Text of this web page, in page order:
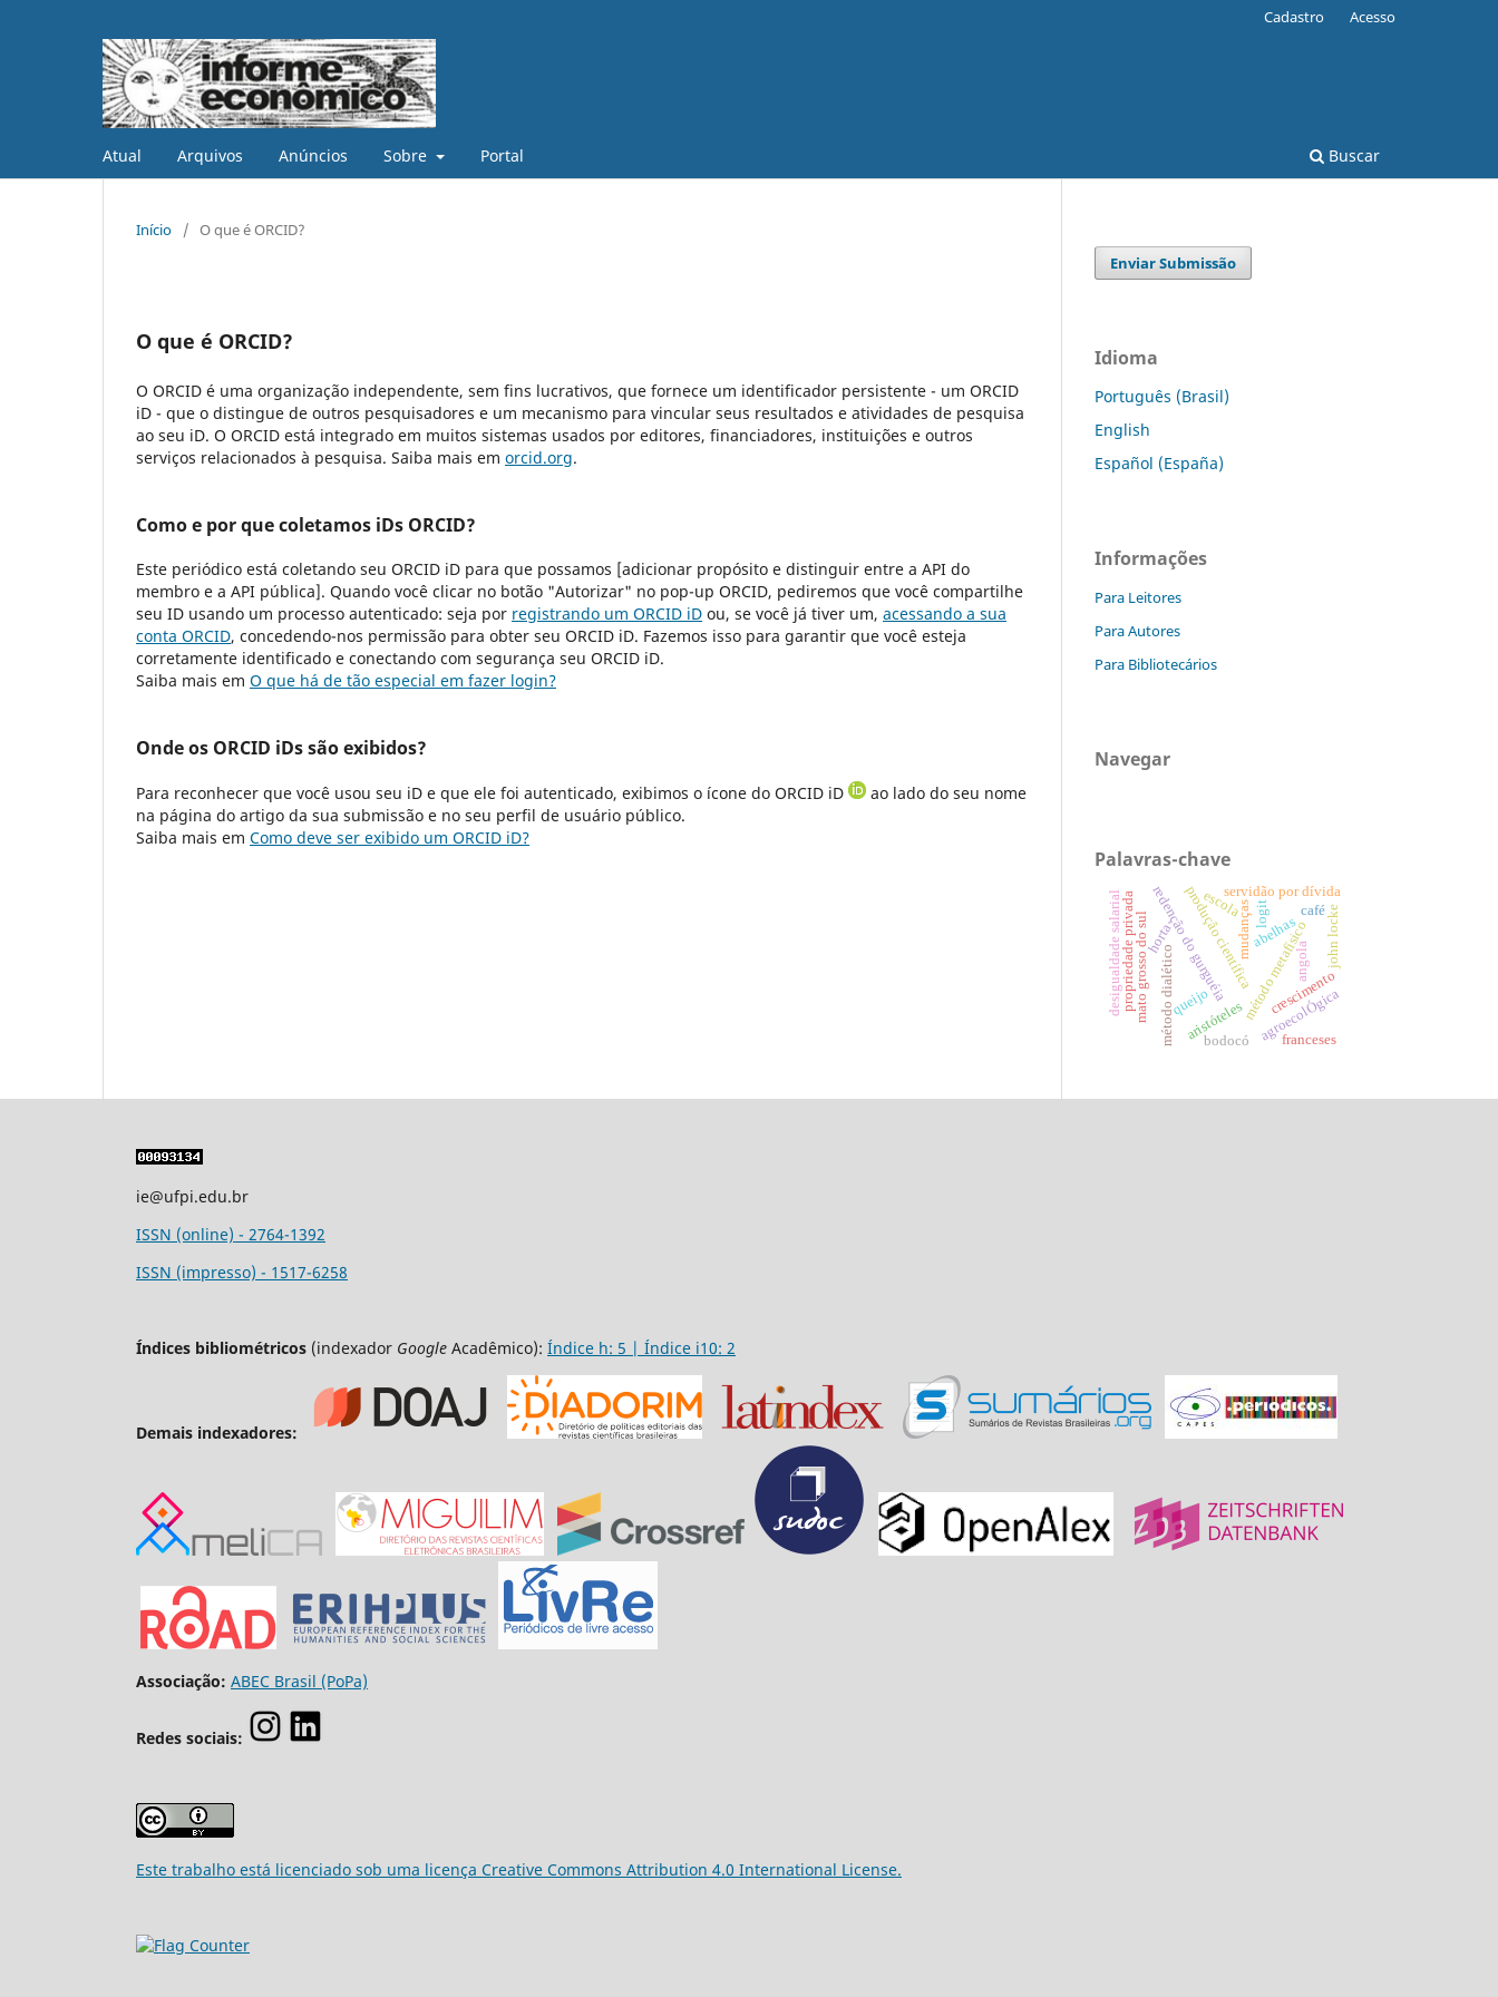
Atual Arquivos Anúncios Sobre Portal Buscar
Cadastro Acesso
Início / O que é ORCID?
O que é ORCID?
O ORCID é uma organização independente, sem fins lucrativos, que fornece um identificador persistente - um ORCID
iD - que o distingue de outros pesquisadores e um mecanismo para vincular seus resultados e atividades de pesquisa
ao seu iD. O ORCID está integrado em muitos sistemas usados por editores, financiadores, instituições e outros
serviços relacionados à pesquisa. Saiba mais em orcid.org.
Como e por que coletamos iDs ORCID?
Este periódico está coletando seu ORCID iD para que possamos [adicionar propósito e distinguir entre a API do
membro e a API pública]. Quando você clicar no botão "Autorizar" no pop-up ORCID, pediremos que você compartilhe
seu ID usando um processo autenticado: seja por registrando um ORCID iD ou, se você já tiver um, acessando a sua
conta ORCID, concedendo-nos permissão para obter seu ORCID iD. Fazemos isso para garantir que você esteja
corretamente identificado e conectando com segurança seu ORCID iD.
Saiba mais em O que há de tão especial em fazer login?
Onde os ORCID iDs são exibidos?
Para reconhecer que você usou seu iD e que ele foi autenticado, exibimos o ícone do ORCID iD
ao lado do seu nome
na página do artigo da sua submissão e no seu perfil de usuário público.
Saiba mais em Como deve ser exibido um ORCID iD?
Enviar Submissão
Idioma
Português (Brasil)
English
Español (España)
Informações
Para Leitores
Para Autores
Para Bibliotecários
Navegar
Palavras-chave
abelhas
redenção do gurguéia
método dialético método metafísico
aristóteles
produção científica
mudanças
angola
crescimento
horta
escola
agroecolÓgica
mato grosso do sul logit
servidão por dívida
queijo
bodocó franceses
propriedade privada
desigualdade salarial john locke
café
ie@ufpi.edu.br
ISSN (online) - 2764-1392
ISSN (impresso) - 1517-6258
Índices bibliométricos (indexador Google Acadêmico): Índice h: 5 | Índice i10: 2
Demais indexadores:
Associação: ABEC Brasil (PoPa)
Redes sociais:
Este trabalho está licenciado sob uma licença Creative Commons Attribution 4.0 International License.